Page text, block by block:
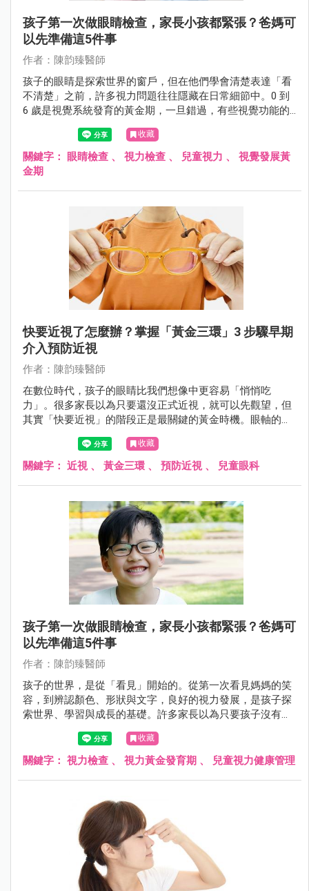
孩子第一次做眼睛檢查，家長小孩都緊張？爸媽可
以先準備這5件事
作者：陳韵臻醫師
孩子的眼睛是探索世界的窗戶，但在他們學會清楚表達「看
不清楚」之前，許多視力問題往往隱藏在日常細節中。0 到
6 歲是視覺系統發育的黃金期，一旦錯過，有些視覺功能的
損傷將是不可逆的。5 大實用的診前準備建議，讓第一次眼
科檢查不再是孩子的恐懼，而是守護健康的第一步。
收藏
關鍵字： 眼睛檢查 、 視力檢查 、 兒童視力 、 視覺發展黃
金期
快要近視了怎麼辦？掌握「黃金三環」3 步驟早期
介入預防近視
作者：陳韵臻醫師
在數位時代，孩子的眼睛比我們想像中更容易「悄悄吃
力」。很多家長以為只要還沒正式近視，就可以先觀望，但
其實「快要近視」的階段正是最關鍵的黃金時機。眼軸的微
小延長往往在不知不覺中發生，若不及早介入，近視度數可
能快速加深，甚至發展成中高度近視，增加長期視網膜併發
症風險。
收藏
關鍵字： 近視 、 黃金三環 、 預防近視 、 兒童眼科
孩子第一次做眼睛檢查，家長小孩都緊張？爸媽可
以先準備這5件事
作者：陳韵臻醫師
孩子的世界，是從「看見」開始的。從第一次看見媽媽的笑
容，到辨認顏色、形狀與文字，良好的視力發展，是孩子探
索世界、學習與成長的基礎。許多家長以為只要孩子沒有揉
眼、沒說看不清楚，就代表視力沒問題，但事實上，許多視
力異常在幼兒時期沒有明顯症狀，卻可能悄悄影響孩子的一
生。
收藏
關鍵字： 視力檢查 、 視力黃金發育期 、 兒童視力健康管理